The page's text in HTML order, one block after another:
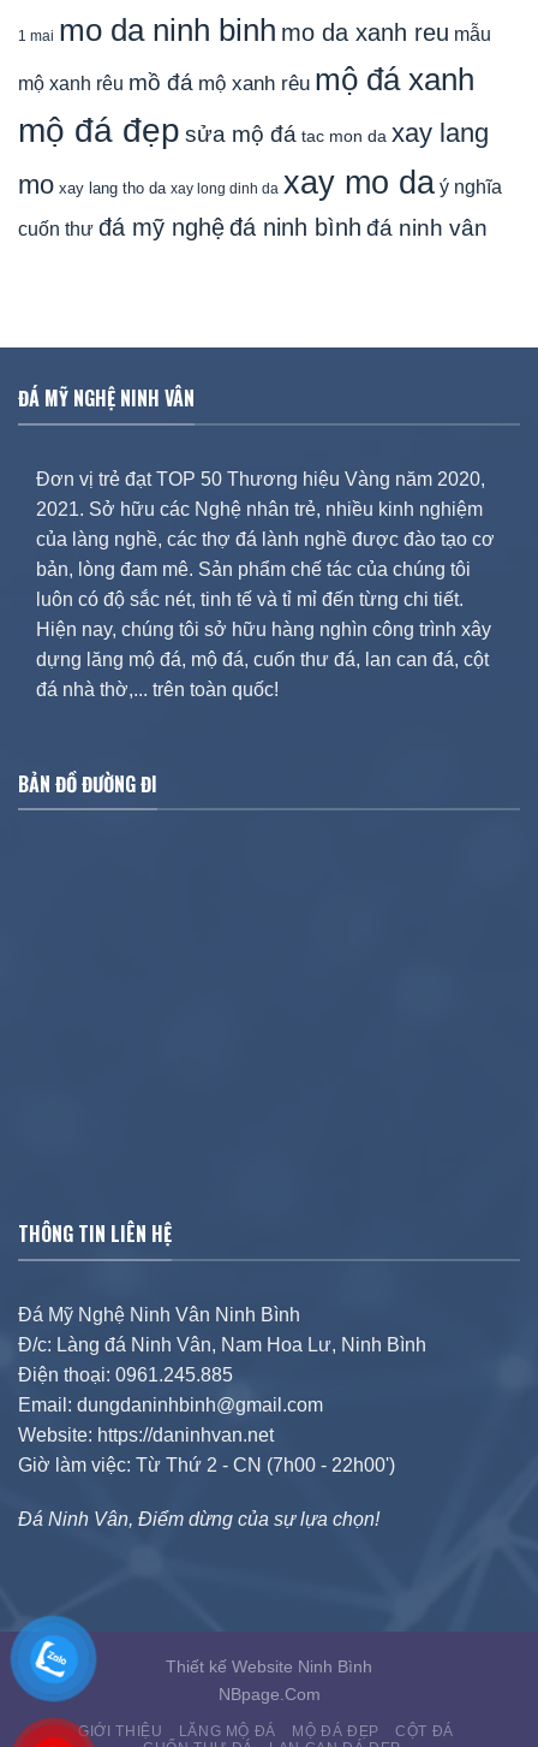
1 mai mo da ninh binh mo da xanh reu mẫu
mộ xanh rêu mồ đá mộ xanh rêu mộ đá xanh
mộ đá đẹp sửa mộ đá tac mon da xay lang
mo xay lang tho da xay long dinh da xay mo da ý nghĩa
cuốn thư đá mỹ nghệđá ninh bình đá ninh vân
ĐÁ MỸ NGHỆ NINH VÂN
Đơn vị trẻ đạt TOP 50 Thương hiệu Vàng năm 2020,
2021. Sở hữu các Nghệ nhân trẻ, nhiều kinh nghiệm
của làng nghề, các thợ đá lành nghề được đào tạo cơ
bản, lòng đam mê. Sản phẩm chế tác của chúng tôi
luôn có độ sắc nét, tinh tế và tỉ mỉ đến từng chi tiết.
Hiện nay, chúng tôi sở hữu hàng nghìn công trình xây
dựng lăng mộ đá, mộ đá, cuốn thư đá, lan can đá, cột
đá nhà thờ,... trên toàn quốc!
BẢN ĐỒ ĐƯỜNG ĐI
THÔNG TIN LIÊN HỆ
Đá Mỹ Nghệ Ninh Vân Ninh Bình
Đ/c: Làng đá Ninh Vân, Nam Hoa Lư, Ninh Bình
Điện thoại: 0961.245.885
Email: dungdaninhbinh@gmail.com
Website: https://daninhvan.net
Giờ làm việc: Từ Thứ 2 - CN (7h00 - 22h00')
Đá Ninh Vân, Điểm dừng của sự lựa chọn!
Thiết kế Website Ninh Bình
NBpage.Com
GIỚI THIỆU LĂNG MỘ ĐÁ MỘ ĐÁ ĐẸP
CỘT ĐÁ